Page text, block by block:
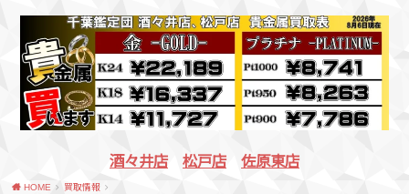
酒々井店 松戸店 佐原東店
HOME 買取情報